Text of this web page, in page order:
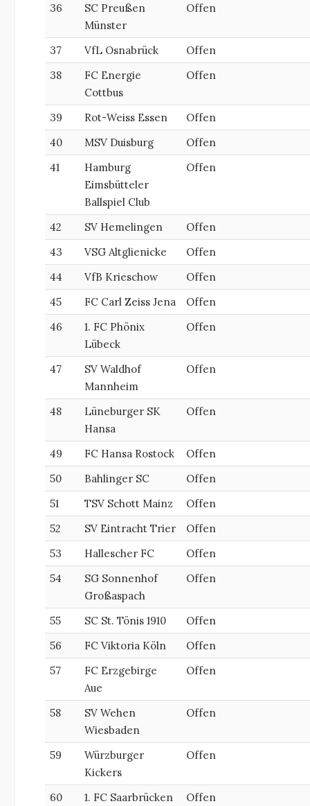
36
SC Preußen
Münster
Offen
37 VfL Osnabrück
Offen
38
FC Energie
Cottbus
Offen
39 Rot-Weiss Essen
Offen
40
MSV Duisburg
Offen
41
Hamburg
Eimsbütteler
Ballspiel Club
Offen
42 SV Hemelingen
Offen
43
VSG Altglienicke
Offen
44
VfB Krieschow
Offen
45
FC Carl Zeiss Jena
Offen
46
1. FC Phönix
Lübeck
Offen
47
SV Waldhof
Mannheim
Offen
48
Lüneburger SK
Hansa
Offen
49 FC Hansa Rostock
Offen
50
Bahlinger SC
Offen
51
TSV Schott Mainz
Offen
52
SV Eintracht Trier
Offen
53
Hallescher FC
Offen
54
SG Sonnenhof
Großaspach
Offen
55 SC St. Tönis 1910
Offen
56
FC Viktoria Köln
Offen
57
FC Erzgebirge
Aue
Offen
58
SV Wehen
Wiesbaden
Offen
59
Würzburger
Kickers
Offen
60 1. FC Saarbrücken Offen